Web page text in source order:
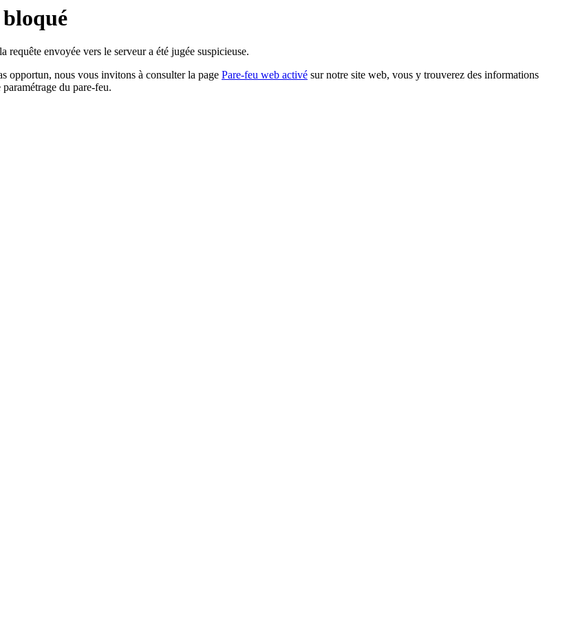
bloqué
envoyée vers le serveur a été jugée suspicieuse.
opportun, nous vous invitons à consulter la page Pare-feu web activé sur notre site web, vous y trouverez des informations
du pare-feu.